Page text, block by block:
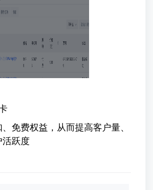
免费权益，从而提高客户量、
活跃度